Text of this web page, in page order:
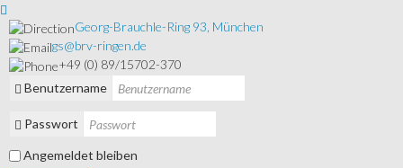
Georg-Brauchle-Ring 93, München
gs@brv-ringen.de
+49 (0) 89/15702-370
Benutzername
Passwort
Angemeldet bleiben